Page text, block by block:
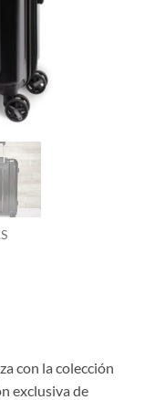
con la colección
exclusiva de